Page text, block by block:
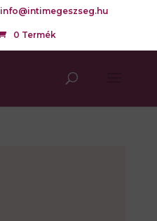
info@intimegeszseg.hu
0 Termék